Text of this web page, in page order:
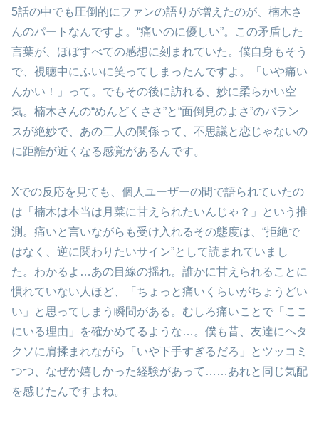
5話の中でも圧倒的にファンの語りが増えたのが、楠木さ
んのパートなんですよ。“痛いのに優しい”。この矛盾した
言葉が、ほぼすべての感想に刻まれていた。僕自身もそう
で、視聴中にふいに笑ってしまったんですよ。「いや痛い
んかい！」って。でもその後に訪れる、妙に柔らかい空
気。楠木さんの“めんどくささ”と“面倒見のよさ”のバラン
スが絶妙で、あの二人の関係って、不思議と恋じゃないの
に距離が近くなる感覚があるんです。
Xでの反応を見ても、個人ユーザーの間で語られていたの
は「楠木は本当は月菜に甘えられたいんじゃ？」という推
測。痛いと言いながらも受け入れるその態度は、“拒絶で
はなく、逆に関わりたいサイン”として読まれていまし
た。わかるよ…あの目線の揺れ。誰かに甘えられることに
慣れていない人ほど、「ちょっと痛いくらいがちょうどい
い」と思ってしまう瞬間がある。むしろ痛いことで「ここ
にいる理由」を確かめてるような…。僕も昔、友達にヘタ
クソに肩揉まれながら「いや下手すぎるだろ」とツッコミ
つつ、なぜか嬉しかった経験があって……あれと同じ気配
を感じたんですよね。